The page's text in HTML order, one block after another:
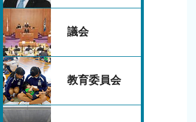
議会
教育委員会